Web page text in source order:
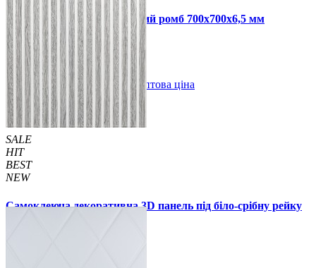
Самоклеюча 3D панель білий ромб 700x700x6,5 мм
109 грн /шт 210 грн /шт
Купити В закладки Оптова ціна
SALE
HIT
BEST
NEW
Самоклеюча декоративна 3D панель під біло-срібну рейку